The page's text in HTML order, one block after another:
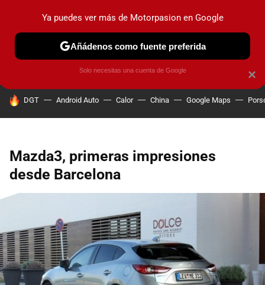
PRUEBAS COCHES ELÉCTRICOS OBSERVATORIO
HOY SE HABLA DE
DGT Android Auto Calor China Google Maps
Mazda3, primeras impresiones
desde Barcelona
×
Ya puedes ver más de Motorpasion en Google
Añádenos como fuente preferida
Solo necesitas una cuenta de Google